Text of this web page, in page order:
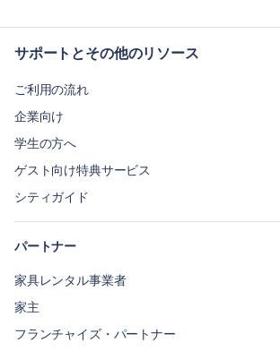
サポートとその他のリソース
ご利用の流れ
企業向け
学生の方へ
ゲスト向け特典サービス
シティガイド
パートナー
家具レンタル事業者
家主
フランチャイズ・パートナー